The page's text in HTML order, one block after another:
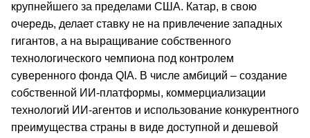
крупнейшего за пределами США. Катар, в свою
очередь, делает ставку не на привлечение западных
гигантов, а на выращивание собственного
технологического чемпиона под контролем
суверенного фонда QIA. В числе амбиций – создание
собственной ИИ-платформы, коммерциализации
технологий ИИ-агентов и использование конкурентного
преимущества страны в виде доступной и дешевой